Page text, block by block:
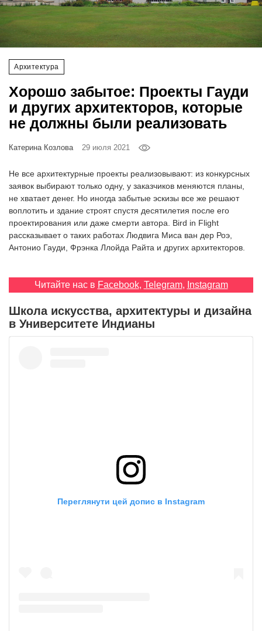
Архитектура
Хорошо забытое: Проекты Гауди
и других архитекторов, которые
не должны были реализовать
Катерина Козлова 29 июля 2021
Не все архитектурные проекты реализовывают: из конкурсных
заявок выбирают только одну, у заказчиков меняются планы,
не хватает денег. Но иногда забытые эскизы все же решают
воплотить и здание строят спустя десятилетия после его
проектирования или даже смерти автора. Bird in Flight
рассказывает о таких работах Людвига Миса ван дер Роэ,
Антонио Гауди, Фрэнка Ллойда Райта и других архитекторов.
Читайте нас в Facebook, Telegram, Instagram
Школа искусства, архитектуры и дизайна
в Университете Индианы
Переглянути цей допис в Instagram